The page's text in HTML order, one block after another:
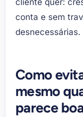
cliente quer:
conta e sem
desnecessárias.
Como
mesmo
parece